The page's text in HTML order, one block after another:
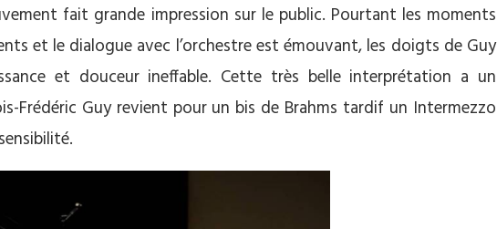
fait grande impression sur le public. Pourtant les moments
et le dialogue avec l’orchestre est émouvant, les doigts de Guy
et douceur ineffable. Cette très belle interprétation a un
Frédéric Guy revient pour un bis de Brahms tardif un Intermezzo